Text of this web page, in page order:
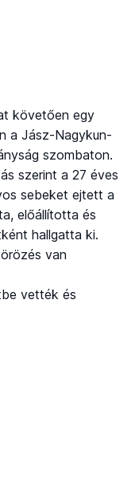
követően egy
a Jász-Nagykun-
szombaton.
szerint a 27 éves
sebeket ejtett a
előállította és
hallgatta ki.
van
vették és